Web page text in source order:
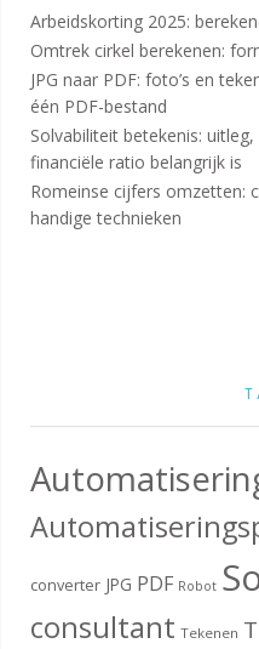
Arbeidskorting 2025:
Omtrek cirkel berekenen:
JPG naar PDF: foto’s en
één PDF-bestand
Solvabiliteit betekenis:
financiële ratio belangrijk is
Romeinse cijfers omzetten:
handige technieken
converter JPG PDF Robot
consultant Tekenen